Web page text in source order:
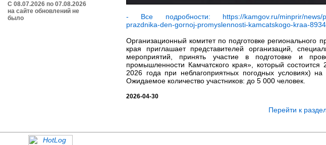
C 08.07.2026 по 07.08.2026
на сайте обновлений не
было
- Все подробности: https://kamgov.ru/minprir/news/
prazdnika-den-gornoj-promyslennosti-kamcatskogo-kraa-
Организационный комитет по подготовке регионального
края приглашает представителей организаций,
мероприятий, принять участие в подготовке и
промышленности Камчатского края», который
2026 года при неблагоприятных погодных условиях)
Ожидаемое количество участников: до 5 000 человек.
2026-04-30
Перейти к